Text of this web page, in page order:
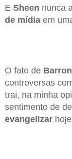
E Sheen nunca
de mídia em
O fato de Barron
controversas
trai, na minha
sentimento de
evangelizar